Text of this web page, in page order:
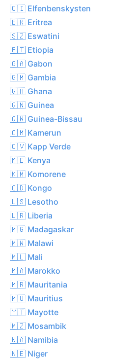
🇨🇮 Elfenbenskysten
🇪🇷 Eritrea
🇸🇿 Eswatini
🇪🇹 Etiopia
🇬🇦 Gabon
🇬🇲 Gambia
🇬🇭 Ghana
🇬🇳 Guinea
🇬🇼 Guinea-Bissau
🇨🇲 Kamerun
🇨🇻 Kapp Verde
🇰🇪 Kenya
🇰🇲 Komorene
🇨🇩 Kongo
🇱🇸 Lesotho
🇱🇷 Liberia
🇲🇬 Madagaskar
🇲🇼 Malawi
🇲🇱 Mali
🇲🇦 Marokko
🇲🇷 Mauritania
🇲🇺 Mauritius
🇾🇹 Mayotte
🇲🇿 Mosambik
🇳🇦 Namibia
🇳🇪 Niger